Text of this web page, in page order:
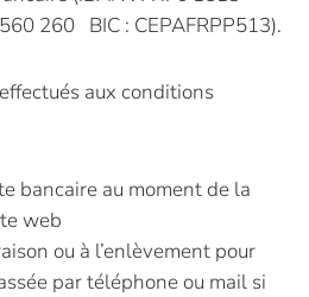
260 BIC : CEPAFRPP513).
aux conditions
bancaire au moment de la
web
ou à l’enlèvement pour
par téléphone ou mail si